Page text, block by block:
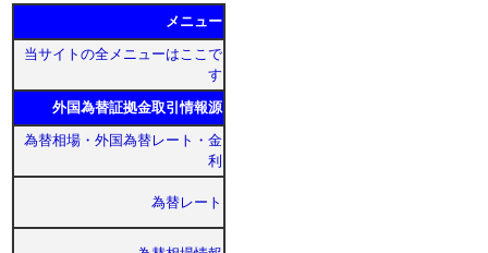
メニュー
当サイトの全メニューはここで
す
外国為替証拠金取引情報源
為替相場・外国為替レート・金
利
為替レート